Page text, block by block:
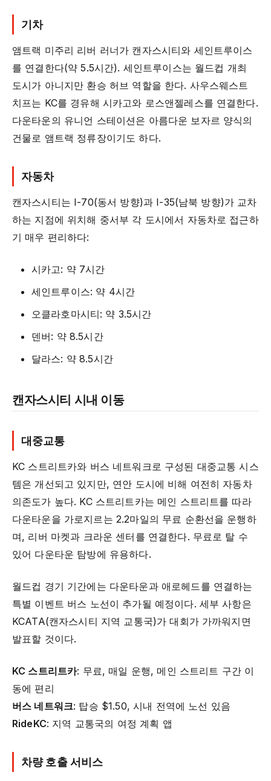
기차
앰트랙 미주리 리버 러너가 캔자스시티와 세인트루이스
를 연결한다(약 5.5시간). 세인트루이스는 월드컵 개최
도시가 아니지만 환승 허브 역할을 한다. 사우스웨스트
치프는 KC를 경유해 시카고와 로스앤젤레스를 연결한다.
다운타운의 유니언 스테이션은 아름다운 보자르 양식의
건물로 앰트랙 정류장이기도 하다.
자동차
캔자스시티는 I-70(동서 방향)과 I-35(남북 방향)가 교차
하는 지점에 위치해 중서부 각 도시에서 자동차로 접근하
기 매우 편리하다:
시카고: 약 7시간
세인트루이스: 약 4시간
오클라호마시티: 약 3.5시간
덴버: 약 8.5시간
달라스: 약 8.5시간
캔자스시티 시내 이동
대중교통
KC 스트리트카와 버스 네트워크로 구성된 대중교통 시스
템은 개선되고 있지만, 연안 도시에 비해 여전히 자동차
의존도가 높다. KC 스트리트카는 메인 스트리트를 따라
다운타운을 가로지르는 2.2마일의 무료 순환선을 운행하
며, 리버 마켓과 크라운 센터를 연결한다. 무료로 탈 수
있어 다운타운 탐방에 유용하다.
월드컵 경기 기간에는 다운타운과 애로헤드를 연결하는
특별 이벤트 버스 노선이 추가될 예정이다. 세부 사항은
KCATA(캔자스시티 지역 교통국)가 대회가 가까워지면
발표할 것이다.
KC 스트리트카: 무료, 매일 운행, 메인 스트리트 구간 이
동에 편리
버스 네트워크: 탑승 $1.50, 시내 전역에 노선 있음
RideKC: 지역 교통국의 여정 계획 앱
차량 호출 서비스